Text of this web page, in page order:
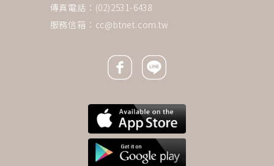
傳真電話：(02)2531-6438
服務信箱： cc@btnet.com.tw
Facebook icon
Line icon